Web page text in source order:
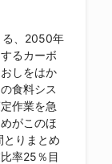
る、2050年
るカーボ
しをはか
食料シス
作業を急
がこのほ
りまとめ
率25％目